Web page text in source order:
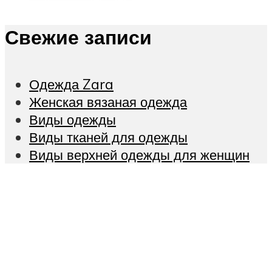
Свежие записи
Одежда Zara
Женская вязаная одежда
Виды одежды
Виды тканей для одежды
Виды верхней одежды для женщин